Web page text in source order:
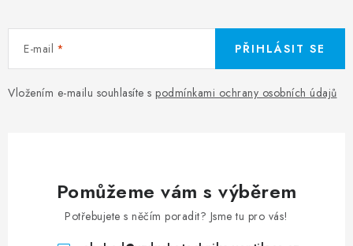
E-mail
Vložením e-mailu souhlasíte s podmínkami ochrany osobních údajů
PŘIHLÁSIT SE
Pomůžeme vám s výběrem
Potřebujete s něčím poradit? Jsme tu pro vás!